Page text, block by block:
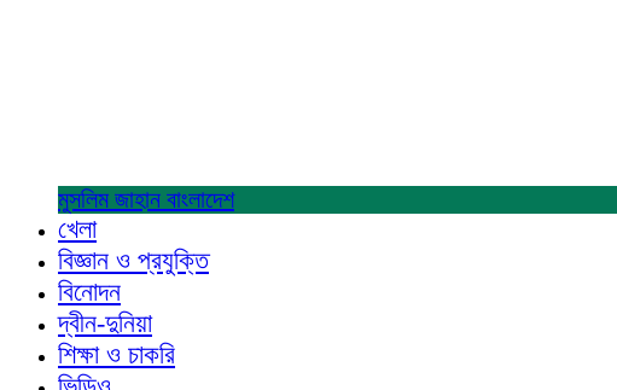
মুসলিম জাহান বাংলাদেশ
খেলা
বিজ্ঞান ও প্রযুক্তি
বিনোদন
দ্বীন-দুনিয়া
শিক্ষা ও চাকরি